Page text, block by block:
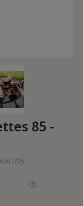
85 -